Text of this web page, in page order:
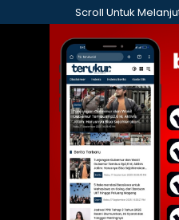
ke
Scroll Untuk